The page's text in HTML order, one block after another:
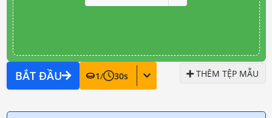
BẮT ĐẦU 1/ 30s THÊM TỆP MẪU